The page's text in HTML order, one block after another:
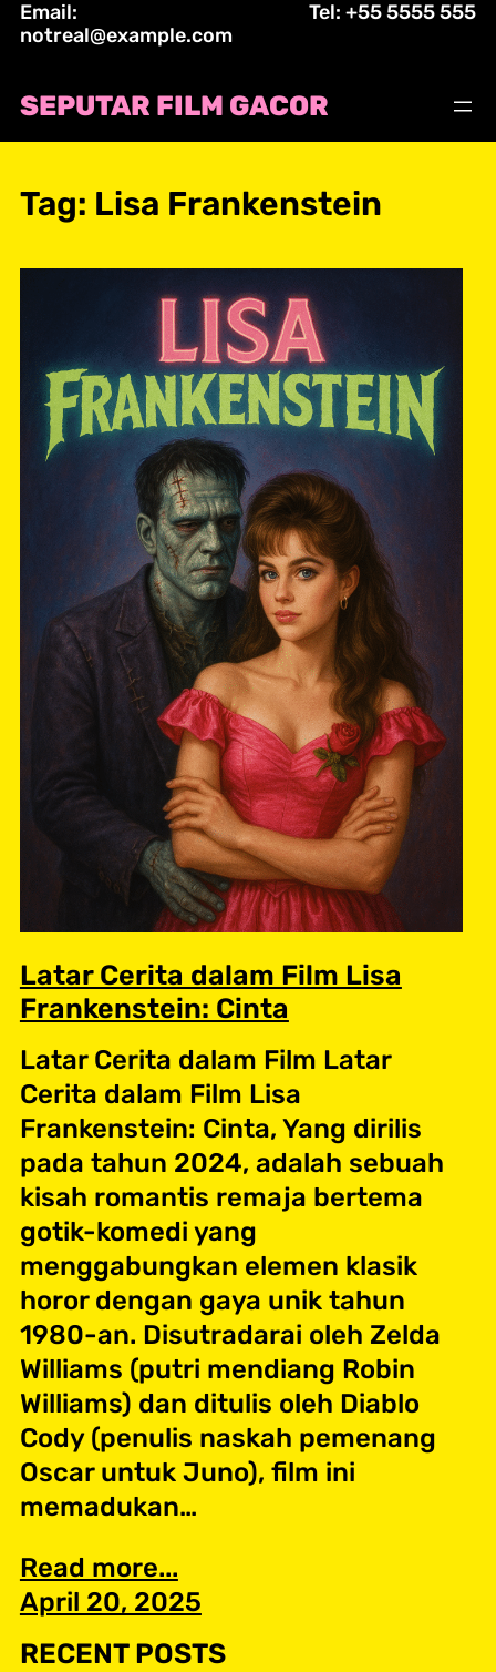
Skip
to
Email:
notreal@example.com
Tel: +55 5555 555
SEPUTAR FILM GACOR
Tag: Lisa Frankenstein
Latar Cerita dalam Film Lisa
Frankenstein: Cinta
Latar Cerita dalam Film Latar
Cerita dalam Film Lisa
Frankenstein: Cinta, Yang dirilis
pada tahun 2024, adalah sebuah
kisah romantis remaja bertema
gotik-komedi yang
menggabungkan elemen klasik
horor dengan gaya unik tahun
1980-an. Disutradarai oleh Zelda
Williams (putri mendiang Robin
Williams) dan ditulis oleh Diablo
Cody (penulis naskah pemenang
Oscar untuk Juno), film ini
memadukan…
Read more...
April 20, 2025
RECENT POSTS